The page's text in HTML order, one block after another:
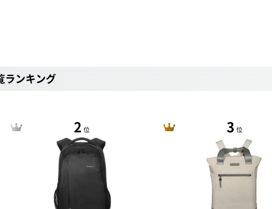
ランキング
2 位 3 位